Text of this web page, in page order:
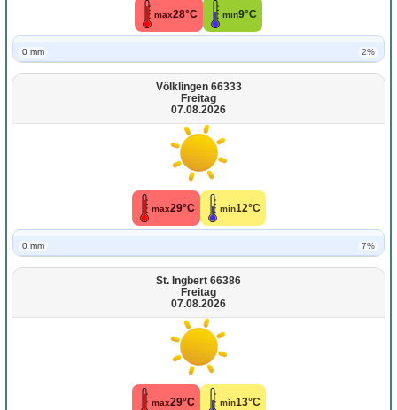
max28°C min9°C
0 mm 2%
Völklingen 66333
Freitag
07.08.2026
max29°C min12°C
0 mm 7%
St. Ingbert 66386
Freitag
07.08.2026
max29°C min13°C